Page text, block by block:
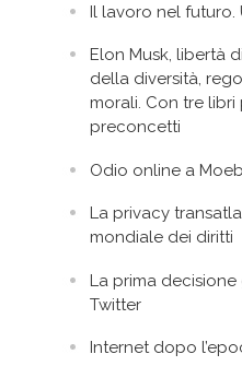
Il lavoro nel futuro.
Elon Musk, libertà
della diversità,
morali. Con tre libri
preconcetti
Odio online a
La privacy
mondiale dei diritti
La prima decisione
Twitter
Internet dopo